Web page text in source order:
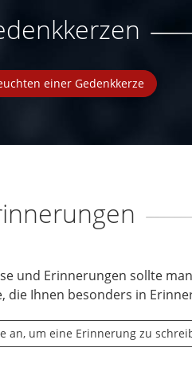
einer Gedenkkerze
und Erinnerungen sollte
die Ihnen besonders in
an, um eine Erinnerung zu